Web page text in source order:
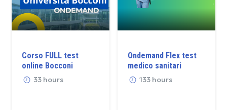
Corso FULL test
online Bocconi
33 hours
Ondemand Flex test
medico sanitari
133 hours